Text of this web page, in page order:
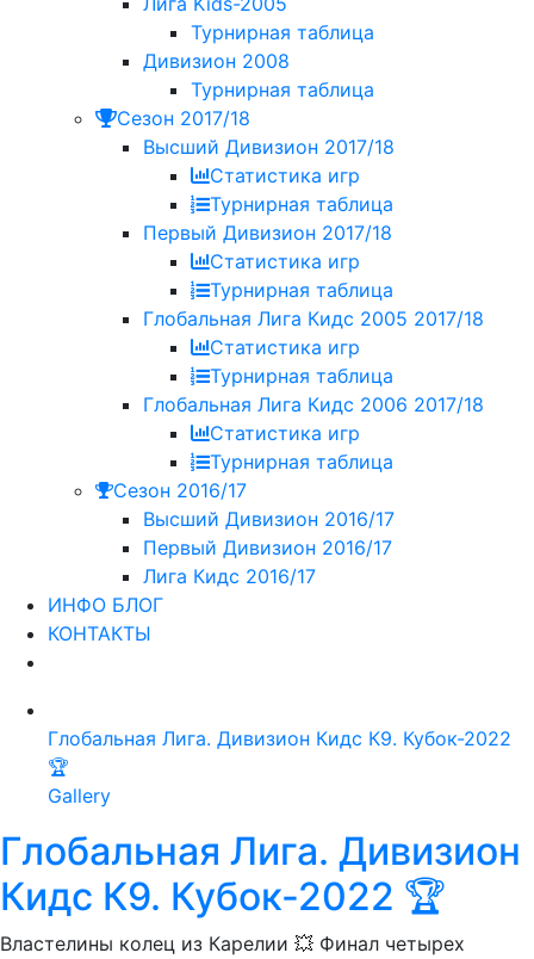
Турнирная таблица
Дивизион 2008
Турнирная таблица
Сезон 2017/18
Высший Дивизион 2017/18
Статистика игр
Турнирная таблица
Первый Дивизион 2017/18
Статистика игр
Турнирная таблица
Глобальная Лига Кидс 2005 2017/18
Статистика игр
Турнирная таблица
Глобальная Лига Кидс 2006 2017/18
Статистика игр
Турнирная таблица
Сезон 2016/17
Высший Дивизион 2016/17
Первый Дивизион 2016/17
Лига Кидс 2016/17
ИНФО БЛОГ
КОНТАКТЫ
Глобальная Лига. Дивизион Кидс К9. Кубок-2022
🏆
Gallery
Глобальная Лига. Дивизион
Кидс К9. Кубок-2022 🏆
Властелины колец из Карелии 💥 Финал четырех